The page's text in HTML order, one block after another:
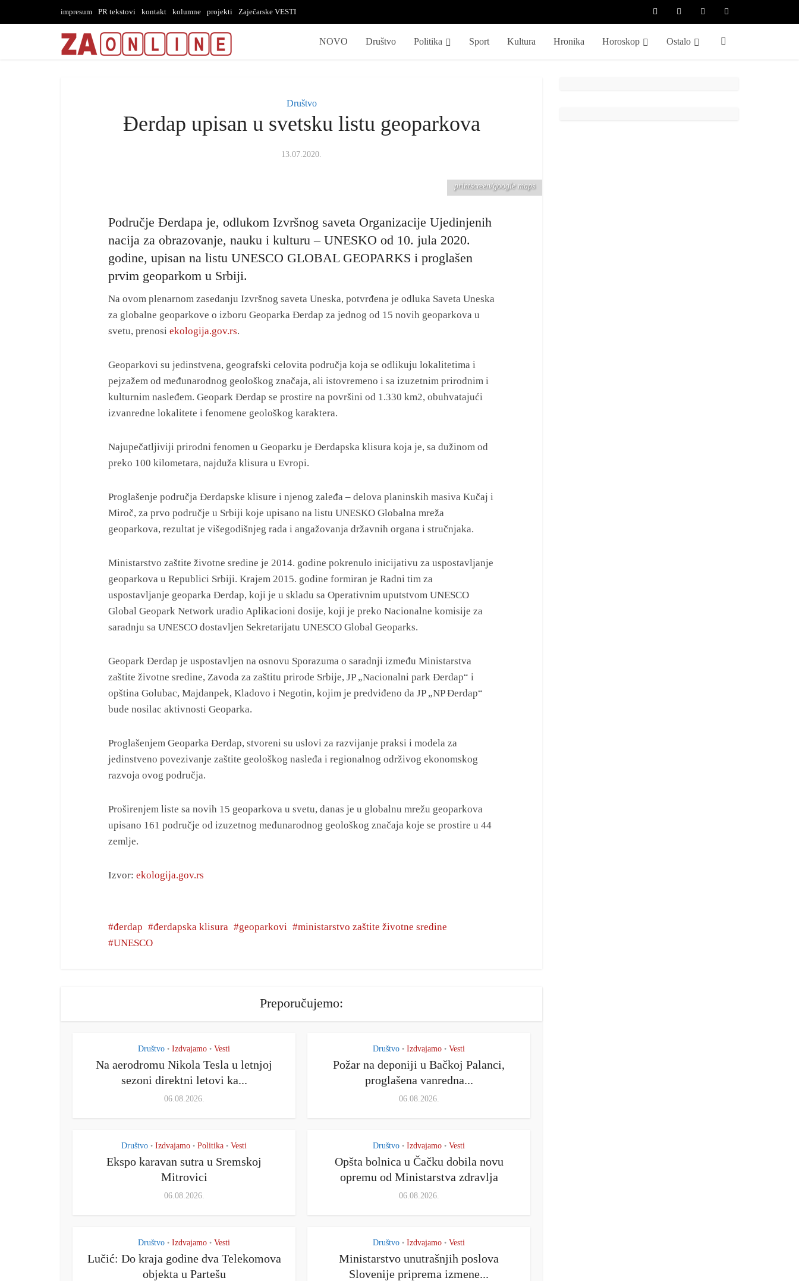
impresum PR tekstovi kontakt kolumne projekti Zaječarske VESTI
NOVO Društvo Politika Sport Kultura Hronika Horoskop Ostalo
Društvo
Đerdap upisan u svetsku listu geoparkova
13.07.2020.
printscreen/google maps
Područje Đerdapa je, odlukom Izvršnog saveta Organizacije Ujedinjenih
nacija za obrazovanje, nauku i kulturu – UNESKO od 10. jula 2020.
godine, upisan na listu UNESCO GLOBAL GEOPARKS i proglašen
prvim geoparkom u Srbiji.
Na ovom plenarnom zasedanju Izvršnog saveta Uneska, potvrđena je odluka Saveta Uneska
za globalne geoparkove o izboru Geoparka Đerdap za jednog od 15 novih geoparkova u
svetu, prenosi ekologija.gov.rs.
Geoparkovi su jedinstvena, geografski celovita područja koja se odlikuju lokalitetima i
pejzažem od međunarodnog geološkog značaja, ali istovremeno i sa izuzetnim prirodnim i
kulturnim nasleđem. Geopark Đerdap se prostire na površini od 1.330 km2, obuhvatajući
izvanredne lokalitete i fenomene geološkog karaktera.
Najupečatljiviji prirodni fenomen u Geoparku je Đerdapska klisura koja je, sa dužinom od
preko 100 kilometara, najduža klisura u Evropi.
Proglašenje područja Đerdapske klisure i njenog zaleđa – delova planinskih masiva Kučaj i
Miroč, za prvo područje u Srbiji koje upisano na listu UNESKO Globalna mreža
geoparkova, rezultat je višegodišnjeg rada i angažovanja državnih organa i stručnjaka.
Ministarstvo zaštite životne sredine je 2014. godine pokrenulo inicijativu za uspostavljanje
geoparkova u Republici Srbiji. Krajem 2015. godine formiran je Radni tim za
uspostavljanje geoparka Đerdap, koji je u skladu sa Operativnim uputstvom UNESCO
Global Geopark Network uradio Aplikacioni dosije, koji je preko Nacionalne komisije za
saradnju sa UNESCO dostavljen Sekretarijatu UNESCO Global Geoparks.
Geopark Đerdap je uspostavljen na osnovu Sporazuma o saradnji između Ministarstva
zaštite životne sredine, Zavoda za zaštitu prirode Srbije, JP „Nacionalni park Đerdap“ i
opština Golubac, Majdanpek, Kladovo i Negotin, kojim je predviđeno da JP „NP Đerdap“
bude nosilac aktivnosti Geoparka.
Proglašenjem Geoparka Đerdap, stvoreni su uslovi za razvijanje praksi i modela za
jedinstveno povezivanje zaštite geološkog nasleđa i regionalnog održivog ekonomskog
razvoja ovog područja.
Proširenjem liste sa novih 15 geoparkova u svetu, danas je u globalnu mrežu geoparkova
upisano 161 područje od izuzetnog međunarodnog geološkog značaja koje se prostire u 44
zemlje.
Izvor: ekologija.gov.rs
đerdap đerdapska klisura geoparkovi
ministarstvo zaštite životne sredine
UNESCO
Preporučujemo:
Društvo • Izdvajamo • Vesti
Na aerodromu Nikola Tesla u letnjoj
sezoni direktni letovi ka...
06.08.2026.
Društvo • Izdvajamo • Vesti
Požar na deponiji u Bačkoj Palanci,
proglašena vanredna...
06.08.2026.
Društvo • Izdvajamo • Politika • Vesti
Ekspo karavan sutra u Sremskoj
Mitrovici
06.08.2026.
Društvo • Izdvajamo • Vesti
Opšta bolnica u Čačku dobila novu
opremu od Ministarstva zdravlja
06.08.2026.
Društvo • Izdvajamo • Vesti
Lučić: Do kraja godine dva Telekomova
objekta u Partešu
Društvo • Izdvajamo • Vesti
Ministarstvo unutrašnjih poslova
Slovenije priprema izmene...